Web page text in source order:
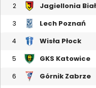
2 Jagiellonia
3 Lech Poznań
4 Wisła Płock
5 GKS Katowice
6 Górnik Zabrze